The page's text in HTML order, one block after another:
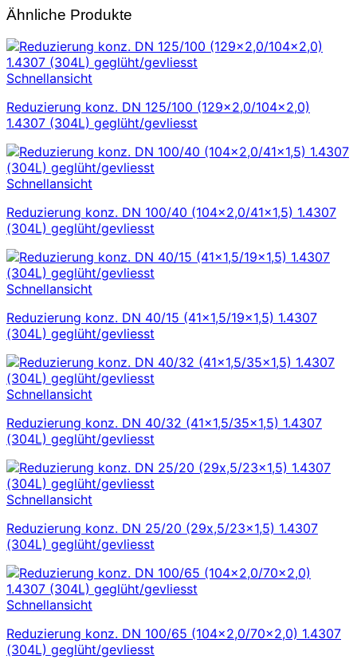
Ähnliche Produkte
Schnellansicht
Reduzierung konz. DN 125/100 (129×2,0/104×2,0)
1.4307 (304L) geglüht/gevliesst
Schnellansicht
Reduzierung konz. DN 100/40 (104×2,0/41×1,5) 1.4307
(304L) geglüht/gevliesst
Schnellansicht
Reduzierung konz. DN 40/15 (41×1,5/19×1,5) 1.4307
(304L) geglüht/gevliesst
Schnellansicht
Reduzierung konz. DN 40/32 (41×1,5/35×1,5) 1.4307
(304L) geglüht/gevliesst
Schnellansicht
Reduzierung konz. DN 25/20 (29x,5/23×1,5) 1.4307
(304L) geglüht/gevliesst
Schnellansicht
Reduzierung konz. DN 100/65 (104×2,0/70×2,0) 1.4307
(304L) geglüht/gevliesst